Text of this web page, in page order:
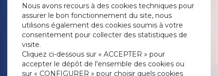
LÉGALES ? -
CAPITAL.FR
06/06/2018
Droit de la famille, des
personnes et de leur
patrimoine /Couples et
Nous avons recours à des cookies techniques pour
assurer le bon fonctionnement du site, nous
utilisons également des cookies soumis à votre
consentement pour collecter des statistiques de
visite.
Cliquez ci-dessous sur « ACCEPTER » pour
accepter le dépôt de l'ensemble des cookies ou
sur « CONFIGURER » pour choisir quels cookies